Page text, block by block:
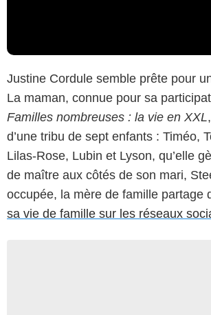
Justine Cordule semble prête pour
La maman, connue pour sa
Familles nombreuses : la vie en XXL
d’une tribu de sept enfants : Timéo,
Lilas-Rose, Lubin et Lyson, qu’elle
de maître aux côtés de son mari,
occupée, la mère de famille partage
sa vie de famille sur les réseaux